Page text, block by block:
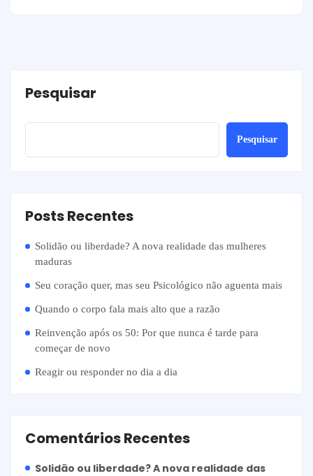
Pesquisar
Pesquisar
Posts Recentes
Solidão ou liberdade? A nova realidade das mulheres
maduras
Seu coração quer, mas seu Psicológico não aguenta mais
Quando o corpo fala mais alto que a razão
Reinvenção após os 50: Por que nunca é tarde para
começar de novo
Reagir ou responder no dia a dia
Comentários Recentes
Solidão ou liberdade? A nova realidade das